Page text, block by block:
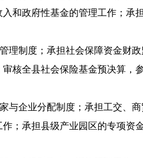
和政府性基金的管理工作；承
制度；承担社会保障资金财
核全县社会保险基金预决算，
企业分配制度；承担工交、
；承担县级产业园区的专项资